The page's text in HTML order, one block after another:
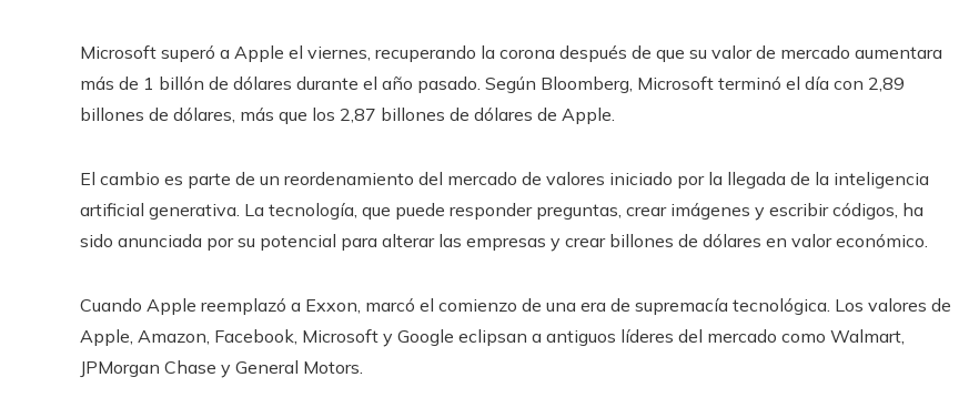
Microsoft superó a Apple el viernes, recuperando la corona después de que su valor de mercado aumentara
más de 1 billón de dólares durante el año pasado. Según Bloomberg, Microsoft terminó el día con 2,89
billones de dólares, más que los 2,87 billones de dólares de Apple.
El cambio es parte de un reordenamiento del mercado de valores iniciado por la llegada de la inteligencia
artificial generativa. La tecnología, que puede responder preguntas, crear imágenes y escribir códigos, ha
sido anunciada por su potencial para alterar las empresas y crear billones de dólares en valor económico.
Cuando Apple reemplazó a Exxon, marcó el comienzo de una era de supremacía tecnológica. Los valores de
Apple, Amazon, Facebook, Microsoft y Google eclipsan a antiguos líderes del mercado como Walmart,
JPMorgan Chase y General Motors.